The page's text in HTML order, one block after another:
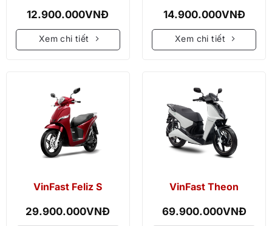
12.900.000VNĐ
Xem chi tiết
14.900.000VNĐ
Xem chi tiết
VinFast Feliz S
29.900.000VNĐ
VinFast Theon
69.900.000VNĐ